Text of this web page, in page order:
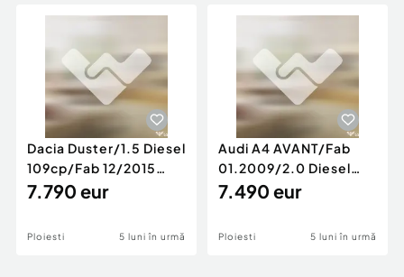
Animale de companie
Afaceri și echipamente profesionale
Inchiriere Bunuri si Vehicule
Utilaje agricole si industriale
Piese auto si accesorii
Dacia Duster
Dacia Duster/1.5 Diesel
109cp/Fab 12/2015
/Euro 5/GARANTIE 12
7.790 eur
Ploiesti 5 luni în urmă
Audi A4 AVANT/Fab
01.2009/2.0 Diesel
140cp/Posibilitate
7.490 eur
Ploiesti 5 luni în urmă